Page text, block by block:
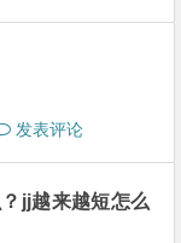
发表评论
jj越来越短怎么